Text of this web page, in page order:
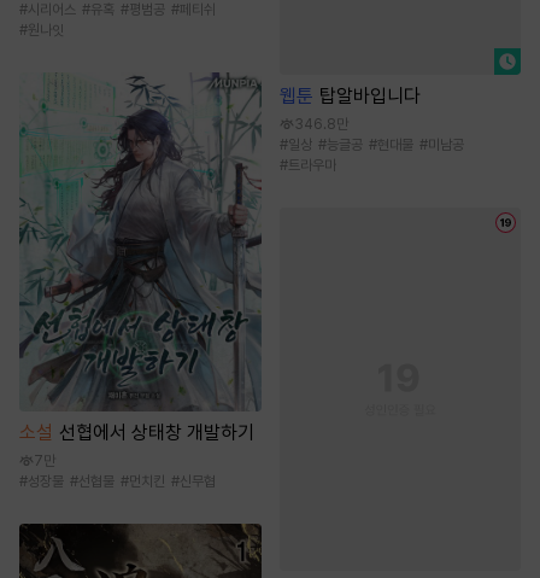
#시리어스 #유혹 #평범공 #페티쉬
#원나잇
소설 선협에서 상태창 개발하기
7만
#성장물 #선협물 #먼치킨 #신무협
웹툰 탑알바입니다
346.8만
#일상 #능글공 #현대물 #미남공
#트라우마